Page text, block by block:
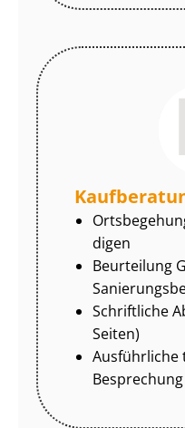
di­gen
Beurteilung
Schriftliche
Seiten)
Ausführliche